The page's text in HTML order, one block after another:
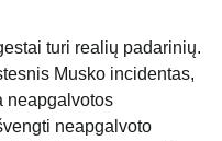
turi realių padarinių.
Musko incidentas,
neapgalvotos
neapgalvoto